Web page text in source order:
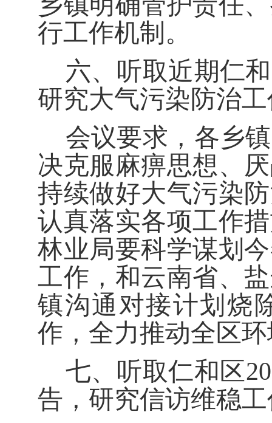
行工作机制。
六、听取近期仁
研究大气污染防治
会议要求 ， 各乡
决克服麻痹思想、
持续做好大气污染
认真落实各项工作
林业局要科学谋划
工作，和云南省、
镇沟通对接计划烧
作， 全力推动全区
七、听取仁和区
告，研究信访维稳